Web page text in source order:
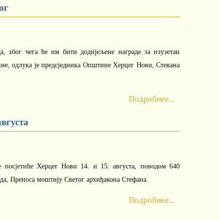
због чега ће им бити додијељене награде за изузетан
одлука је предсједника Општине Херцег Нови, Стевана
Подробнее...
посјетиће Херцег Нови 14. и 15. августа, поводом 640
Преноса моштију Светог архиђакона Стефана.
Подробнее...